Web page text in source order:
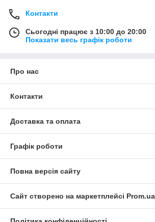
Контакти
Сьогодні працює з 10:00 до 20:00
Показати весь графік роботи
Про нас
Контакти
Доставка та оплата
Графік роботи
Повна версія сайту
Сайт створено на маркетплейсі Prom.ua